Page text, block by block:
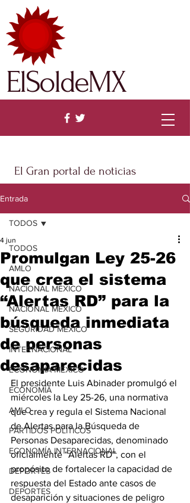
El Gran portal de noticias
ElSoldeMX
Entrada
TODOS
AMLO
NACIONAL MÉXICO
NACIONAL MÉXICO
SEGURIDAD MÉXICO
INTERNACIONAL
ECONOMÍA MÉXICO
ECONOMÍA
AMLO
PARTIDOS POLÍTICOS
ECONOMÍA INTERNACIONAL
DEPORTES
DEPORTES
TODOS
Promulgan Ley 25-26
que crea el sistema
“Alertas RD” para la
búsqueda inmediata
de personas
desaparecidas
4 jun
El presidente Luis Abinader promulgó el
miércoles la Ley 25-26, una normativa
que crea y regula el Sistema Nacional
de Alertas para la Búsqueda de
Personas Desaparecidas, denominado
oficialmente “Alertas RD”, con el
propósito de fortalecer la capacidad de
respuesta del Estado ante casos de
desaparición y situaciones de peligro